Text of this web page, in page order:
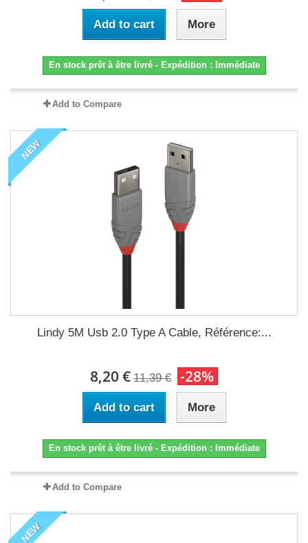
Add to cart More
En stock prêt à être livré - Expédition : Immédiate
Add to Compare
NEW
Lindy 5M Usb 2.0 Type A Cable, Référence:...
8,20 € 11,39 € -28%
Add to cart More
En stock prêt à être livré - Expédition : Immédiate
Add to Compare
NEW